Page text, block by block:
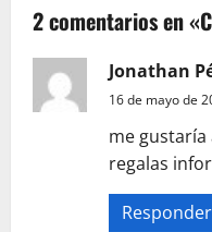
a
c
i
2 comentarios en «
Jonathan
16 de mayo de
me
regalas
Responder